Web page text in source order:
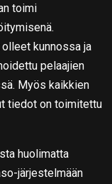
toimi
kunnossa ja
pelaajien
Myös kaikkien
tiedot on toimitettu
huolimatta
järjestelmään